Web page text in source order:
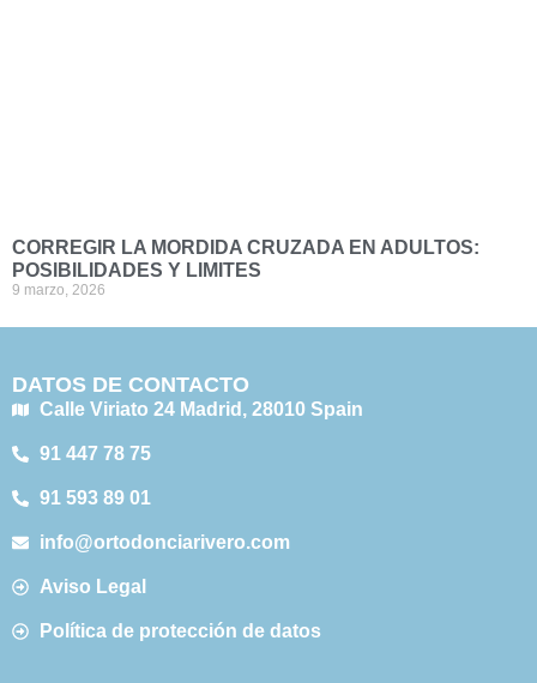
CORREGIR LA MORDIDA CRUZADA EN ADULTOS:
POSIBILIDADES Y LIMITES
9 marzo, 2026
DATOS DE CONTACTO
Calle Viriato 24 Madrid, 28010 Spain
91 447 78 75
91 593 89 01
info@ortodonciarivero.com
Aviso Legal
Política de protección de datos